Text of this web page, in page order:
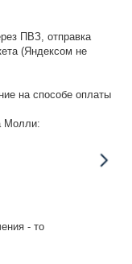
ПВЗ, отправка
(Яндексом не
на способе оплаты
Молли:
- то